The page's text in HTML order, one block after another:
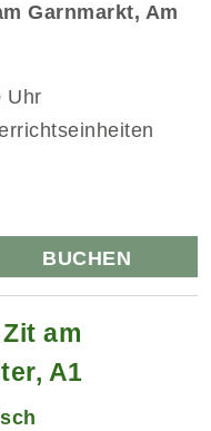
Garnmarkt, Am
Uhr
BUCHEN
am
A1